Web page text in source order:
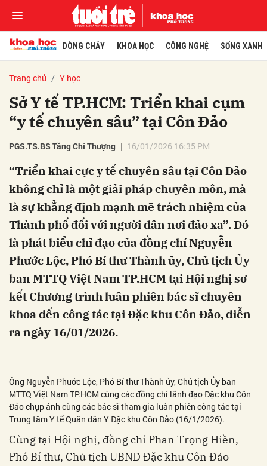
DÒNG CHẢY KHOA HỌC CÔNG NGHỆ SỐNG XANH
Trang chủ Y học
Sở Y tế TP.HCM: Triển khai cụm
“y tế chuyên sâu” tại Côn Đảo
PGS.TS.BS Tăng Chí Thượng 16/01/2026 16:35 PM
“Triển khai cực y tế chuyên sâu tại Côn Đảo
không chỉ là một giải pháp chuyên môn, mà
là sự khẳng định mạnh mẽ trách nhiệm của
Thành phố đối với người dân nơi đảo xa”. Đó
là phát biểu chỉ đạo của đồng chí Nguyễn
Phước Lộc, Phó Bí thư Thành ủy, Chủ tịch Ủy
ban MTTQ Việt Nam TP.HCM tại Hội nghị sơ
kết Chương trình luân phiên bác sĩ chuyên
khoa đến công tác tại Đặc khu Côn Đảo, diễn
ra ngày 16/01/2026.
Ông Nguyễn Phước Lộc, Phó Bí thư Thành ủy, Chủ tịch Ủy ban
MTTQ Việt Nam TP.HCM cùng các đồng chí lãnh đạo Đặc khu Côn
Đảo chụp ảnh cùng các bác sĩ tham gia luân phiên công tác tại
Trung tâm Y tế Quân dân Y Đặc khu Côn Đảo (16/1/2026).
Cùng tại Hội nghị, đồng chí Phan Trọng Hiền,
Phó Bí thư, Chủ tịch UBND Đặc khu Côn Đảo